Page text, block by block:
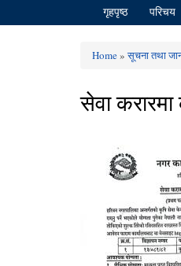
गृहपृष्ठ परिचय
You are here
Home»सूचना तथा
सेवा करारमा